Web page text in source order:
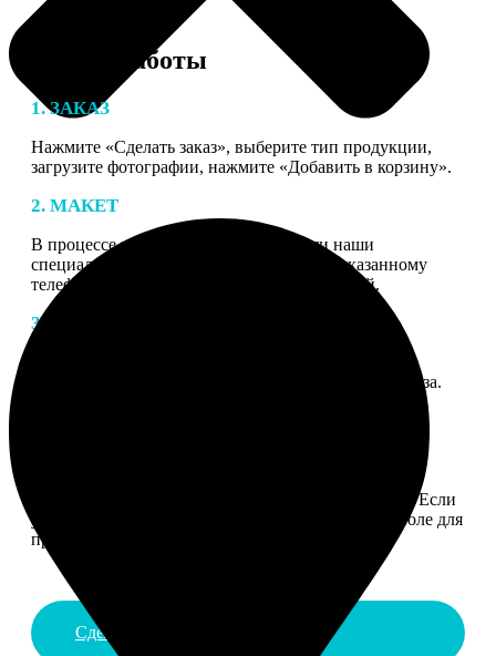
Этапы работы
1. ЗАКАЗ
Нажмите «Сделать заказ», выберите тип продукции,
загрузите фотографии, нажмите «Добавить в корзину».
2. МАКЕТ
В процессе подготовки заказа к печати наши
специалисты могут связаться с Вами по указанному
телефону или email для согласования деталей.
3. ИЗГОТОВЛЕНИЕ
получите подтверждение на email с описанием заказа.
Введите адрес и выберите способ доставки заказа. Если
у вас есть промокод, введите его в специальное поле для
промокода.
Сделать заказ